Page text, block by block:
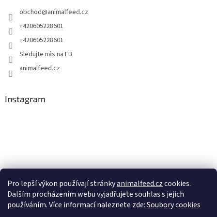
Pro lepší výkon používají stránkyanimalfeed.czcookies.
Dalším procházením webu vyjadřujete souhlas s jejich
používáním. Více informací naleznete zde:Soubory cookies
obchod@animalfeed.cz
+420605228601
+420605228601
Sledujte nás na FB
animalfeed.cz
Instagram
Sledovat na Instagramu